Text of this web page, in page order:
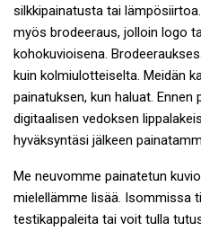
silkkipainatusta tai
myös brodeeraus, jolloin logo
kohokuvioisena.
kuin kolmiulotteiselta. Meidän
painatuksen, kun haluat.
digitaalisen vedoksen
hyväksyntäsi jälkeen
Me neuvomme painatetun
mielellämme lisää. Isommissa
testikappaleita tai voit tulla